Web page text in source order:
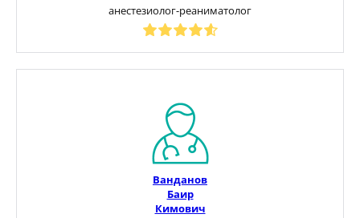
анестезиолог-реаниматолог
Ванданов
Баир
Кимович